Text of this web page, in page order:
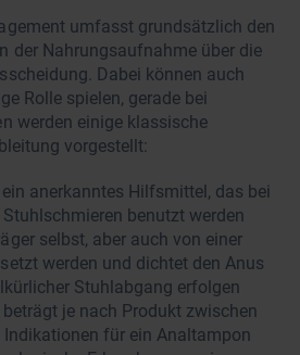
umfasst grundsätzlich den
der Nahrungsaufnahme über die
Dabei können auch
Rolle spielen, gerade bei
werden einige klassische
vorgestellt:
anerkanntes Hilfsmittel, das bei
benutzt werden
selbst, aber auch von einer
werden und dichtet den Anus
Stuhlabgang erfolgen
je nach Produkt zwischen
für ein Analtampon